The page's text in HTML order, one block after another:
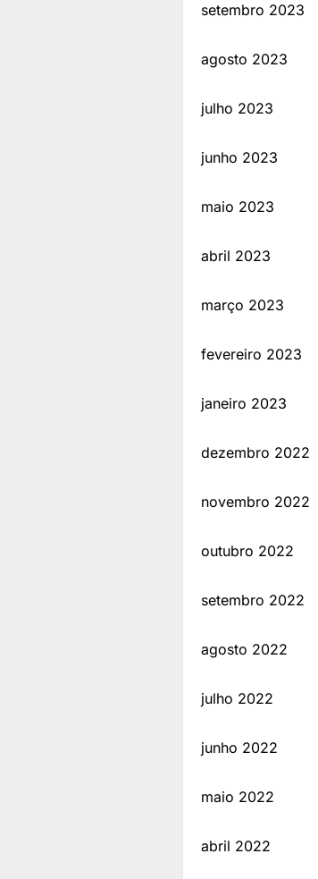
setembro 2023
agosto 2023
julho 2023
junho 2023
maio 2023
abril 2023
março 2023
fevereiro 2023
janeiro 2023
dezembro 2022
novembro 2022
outubro 2022
setembro 2022
agosto 2022
julho 2022
junho 2022
maio 2022
abril 2022